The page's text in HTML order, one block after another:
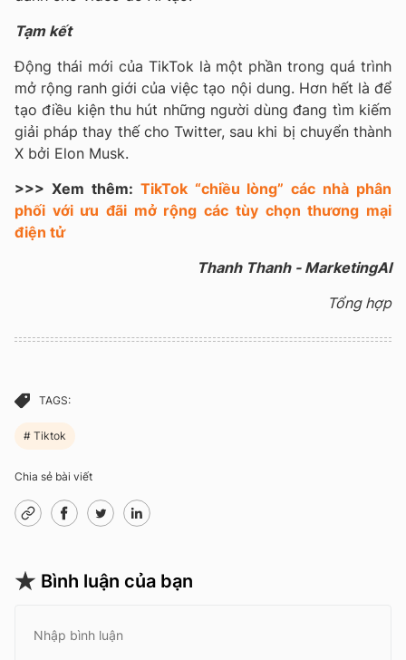
Tạm kết
Động thái mới của TikTok là một phần trong quá trình
mở rộng ranh giới của việc tạo nội dung. Hơn hết là để
tạo điều kiện thu hút những người dùng đang tìm kiếm
giải pháp thay thế cho Twitter, sau khi bị chuyển thành
X bởi Elon Musk.
>>> Xem thêm: TikTok “chiều lòng” các nhà phân
phối với ưu đãi mở rộng các tùy chọn thương mại
điện tử
Thanh Thanh - MarketingAI
Tổng hợp
TAGS:
Tiktok
Chia sẻ bài viết
Bình luận của bạn